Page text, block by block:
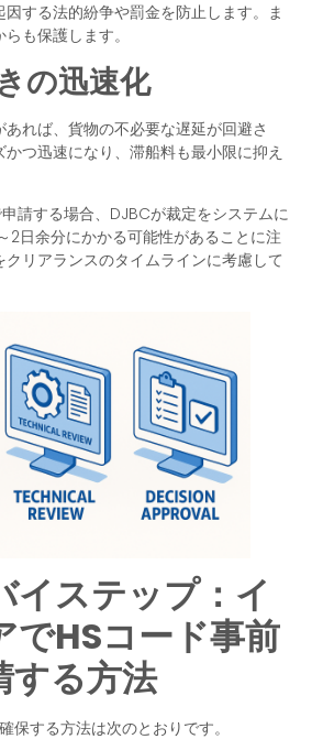
する法的紛争や罰金を防止します。ま
も保護します。
の迅速化
れば、貨物の不必要な遅延が回避さ
つ迅速になり、滞船料も最小限に抑え
請する場合、DJBCが裁定をシステムに
2日余分にかかる可能性があることに注
リアランスのタイムラインに考慮して
イステップ：イ
でHSコード事前
する方法
保する方法は次のとおりです。